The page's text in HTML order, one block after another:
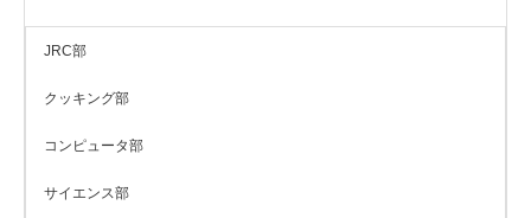
JRC部
クッキング部
コンピュータ部
サイエンス部